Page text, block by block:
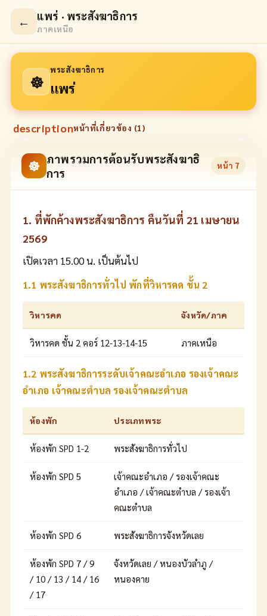
← แพร่ · พระสังฆาธิการ
ภาคเหนือ
☸
พระสังฆาธิการ
แพร่
descriptionหน้าที่เกี่ยวข้อง (1)
☸ ภาพรวมการต้อนรับพระสังฆาธิ
การ
หน้า 7
1. ที่พักค้างพระสังฆาธิการ คืนวันที่ 21 เมษายน
2569
เปิดเวลา 15.00 น. เป็นต้นไป
1.1 พระสังฆาธิการทั่วไป พักที่วิหารคด ชั้น 2
วิหารคด จังหวัด/ภาค
วิหารคด ชั้น 2 คอร์ 12-13-14-15 ภาคเหนือ
1.2 พระสังฆาธิการระดับเจ้าคณะอำเภอ รองเจ้าคณะ
อำเภอ เจ้าคณะตำบล รองเจ้าคณะตำบล
ห้องพัก ประเภทพระ
ห้องพัก SPD 1-2 พระสังฆาธิการทั่วไป
ห้องพัก SPD 5
เจ้าคณะอำเภอ / รองเจ้าคณะ
อำเภอ / เจ้าคณะตำบล / รองเจ้า
คณะตำบล
ห้องพัก SPD 6 พระสังฆาธิการจังหวัดเลย
ห้องพัก SPD 7 / 9
/ 10 / 13 / 14 / 16
/ 17
จังหวัดเลย / หนองบัวลำภู /
หนองคาย